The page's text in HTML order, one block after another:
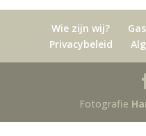
Wie zijn wij?
Privacybeleid
Fotografie